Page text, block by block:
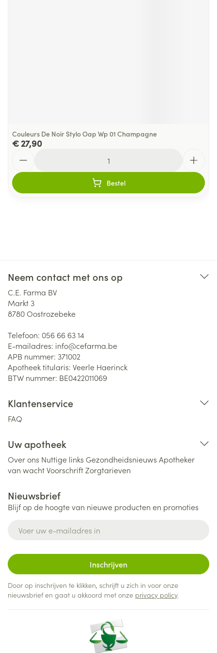
Couleurs De Noir Stylo Oap Wp 01 Champagne
€ 27,90
Bestel
Neem contact met ons op
C.E. Farma BV
Markt 3
8780Oostrozebeke
Telefoon: 056 66 63 14
E-mailadres: info@cefarma.be
APB nummer: 371002
Apotheek titularis: Veerle Haerinck
BTW nummer: BE0422011069
Klantenservice
FAQ
Uw apotheek
Over ons Nuttige links Gezondheidsnieuws Apotheker
van wachtVoorschriftZorgtarieven
Nieuwsbrief
Blijf op de hoogte van nieuwe producten en promoties
Inschrijven
Door op inschrijven te klikken, schrijft u zich in voor onze
nieuwsbrief en gaat u akkoord met onze privacy policy.